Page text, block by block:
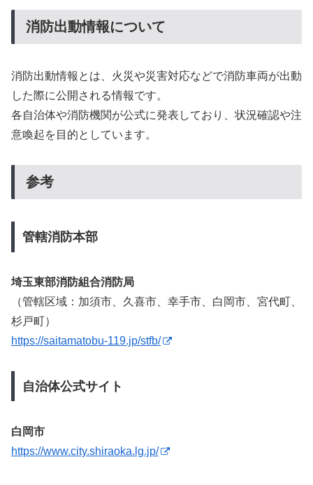
消防出動情報について
消防出動情報とは、火災や災害対応などで消防車両が出動
した際に公開される情報です。
各自治体や消防機関が公式に発表しており、状況確認や注
意喚起を目的としています。
参考
管轄消防本部
埼玉東部消防組合消防局
（管轄区域：加須市、久喜市、幸手市、白岡市、宮代町、
杉戸町）
https://saitamatobu-119.jp/stfb/
自治体公式サイト
白岡市
https://www.city.shiraoka.lg.jp/